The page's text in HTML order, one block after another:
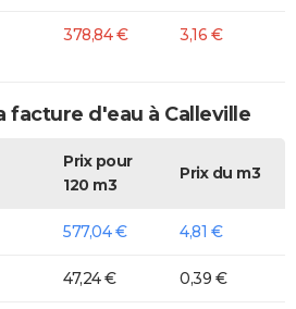
378,84 € 3,16 €
facture d'eau à Calleville
Prix pour
120 m3
Prix du m3
577,04 € 4,81 €
47,24 € 0,39 €